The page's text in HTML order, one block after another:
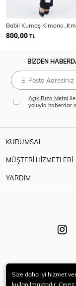
800,00 TL
BİZDEN
Açık Rıza Metni
yoluyla haberdar
KURUMSAL
MÜŞTERİ HİZMETLERİ
YARDIM
Size daha iyi hizmet
kullanılmaktadır.